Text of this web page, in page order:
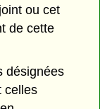
ou cet
de cette
celles